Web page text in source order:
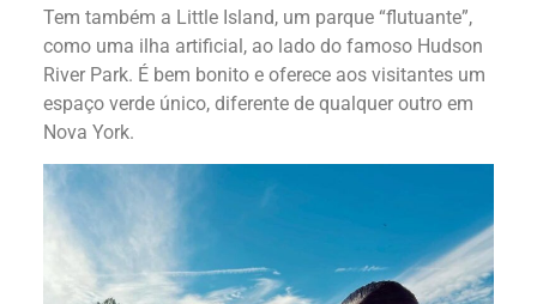
Tem também a Little Island, um parque “flutuante”,
como uma ilha artificial, ao lado do famoso Hudson
River Park. É bem bonito e oferece aos visitantes um
espaço verde único, diferente de qualquer outro em
Nova York.